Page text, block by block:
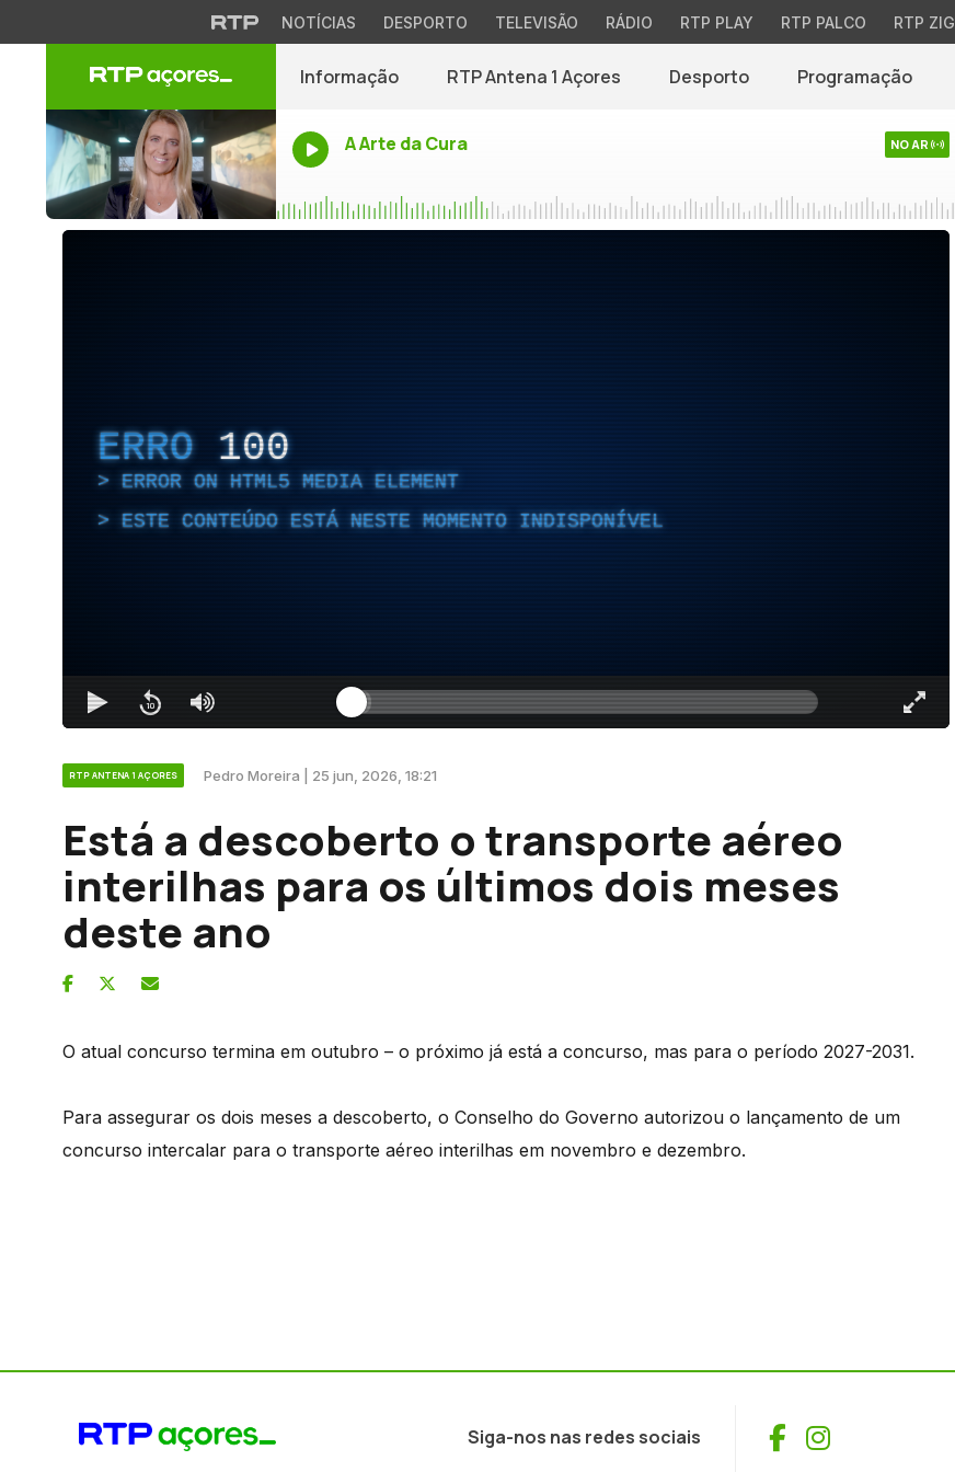
NOTÍCIAS DESPORTO TELEVISÃO RÁDIO RTP PLAY RTP PALCO RTP
Informação RTP Antena 1 Açores Desporto Programação
A Arte da Cura NO AR
ERRO 100
ERROR ON HTML5 MEDIA ELEMENT
ESTE CONTEÚDO ESTÁ NESTE MOMENTO INDISPONÍVEL
RTP ANTENA 1 AÇORES Pedro Moreira | 25 jun, 2026, 18:21
Está a descoberto o transporte aéreo
interilhas para os últimos dois meses
deste ano
O atual concurso termina em outubro – o próximo já está a concurso, mas para o período 2027-2031.
Para assegurar os dois meses a descoberto, o Conselho do Governo autorizou o lançamento de um
concurso intercalar para o transporte aéreo interilhas em novembro e dezembro.
Siga-nos nas redes sociais Facebook
Instagram